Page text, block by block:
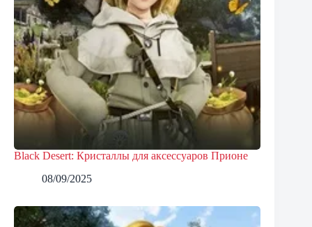
Black Desert: Кристаллы для аксессуаров Прионе
08/09/2025